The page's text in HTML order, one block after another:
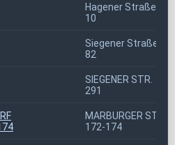
Hagener Straße
10
Siegener Straße
82
SIEGENER STR.
291
MARBURGER STR.
172-174